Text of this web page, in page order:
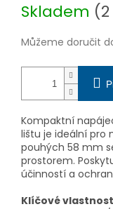
cena:
Skladem
Můžeme doručit
Kompaktní
lištu je ideální pro
pouhých 58 mm
prostorem.
účinností a
Klíčové